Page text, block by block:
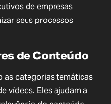
de empresas
seus processos
de Conteúdo
as categorias temáticas
vídeos. Eles ajudam a